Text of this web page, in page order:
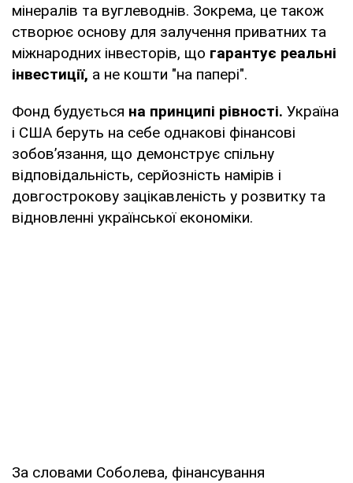
мінералів та вуглеводнів. Зокрема, це також
створює основу для залучення приватних та
міжнародних інвесторів, що гарантує реальні
інвестиції, а не кошти "на папері".
Фонд будується на принципі рівності. Україна
і США беруть на себе однакові фінансові
зобов’язання, що демонструє спільну
відповідальність, серйозність намірів і
довгострокову зацікавленість у розвитку та
відновленні української економіки.
За словами Соболева, фінансування